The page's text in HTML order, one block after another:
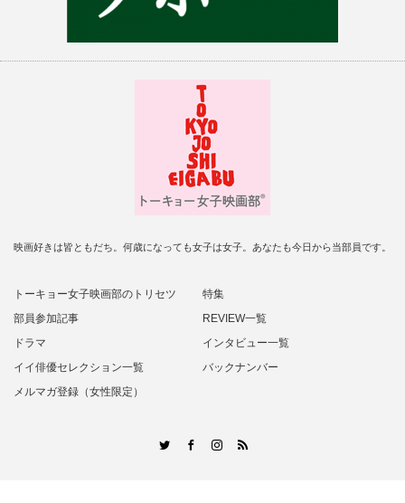
映画好きは皆ともだち。何歳になっても女子は女子。あなたも今日から当部員です。
トーキョー女子映画部のトリセツ
特集
部員参加記事
REVIEW一覧
ドラマ
インタビュー一覧
イイ俳優セレクション一覧
バックナンバー
メルマガ登録（女性限定）
TwitterFacebookInstagram
RSS